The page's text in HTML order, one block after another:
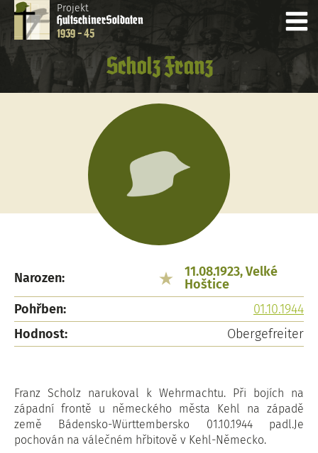
Projekt
HultschinerSoldaten
1939 - 45
Scholz Franz
Narozen:
11.08.1923, Velké
Hoštice
Pohřben:
01.10.1944
Hodnost:
Obergefreiter
Franz Scholz narukoval k Wehrmachtu. Při bojích na
západní frontě u německého města Kehl na západě
země Bádensko-Württembersko 01.10.1944 padl.Je
pochován na válečném hřbitově v Kehl-Německo.